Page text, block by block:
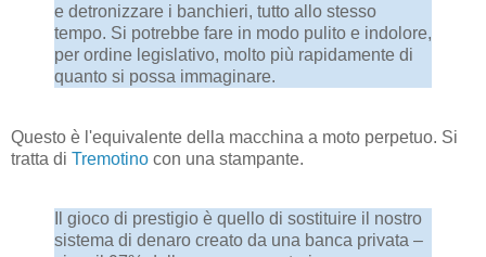
e detronizzare i banchieri, tutto allo stesso
tempo. Si potrebbe fare in modo pulito e indolore,
per ordine legislativo, molto più rapidamente di
quanto si possa immaginare.
Questo è l'equivalente della macchina a moto perpetuo. Si
tratta di Tremotino con una stampante.
Il gioco di prestigio è quello di sostituire il nostro
sistema di denaro creato da una banca privata –